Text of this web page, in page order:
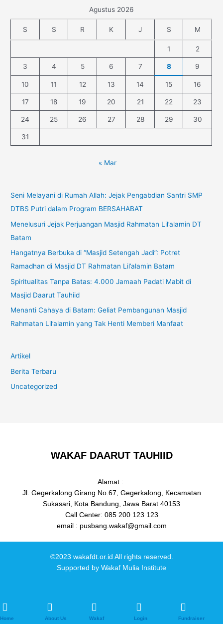
Agustus 2026
S S R K J S M
1 2
3 4 5 6 7 8 9
10 11 12 13 14 15 16
17 18 19 20 21 22 23
24 25 26 27 28 29 30
31
« Mar
Seni Melayani di Rumah Allah: Jejak Pengabdian Santri SMP
DTBS Putri dalam Program BERSAHABAT
Menelusuri Jejak Perjuangan Masjid Rahmatan Lil’alamin DT
Batam
Hangatnya Berbuka di “Masjid Setengah Jadi”: Potret
Ramadhan di Masjid DT Rahmatan Lil’alamin Batam
Spiritualitas Tanpa Batas: 4.000 Jamaah Padati Mabit di
Masjid Daarut Tauhiid
Menanti Cahaya di Batam: Geliat Pembangunan Masjid
Rahmatan Lil’alamin yang Tak Henti Memberi Manfaat
Artikel
Berita Terbaru
Uncategorized
WAKAF DAARUT TAUHIID
Alamat :
Jl. Gegerkalong Girang No.67, Gegerkalong, Kecamatan
Sukasari, Kota Bandung, Jawa Barat 40153
Call Center: 085 200 123 123
email : pusbang.wakaf@gmail.com
©2023 wakafdt.or.id All rights reserved.
Supported by Wakaf Mulia Institute
Home About Us Wakaf Login Fundraiser